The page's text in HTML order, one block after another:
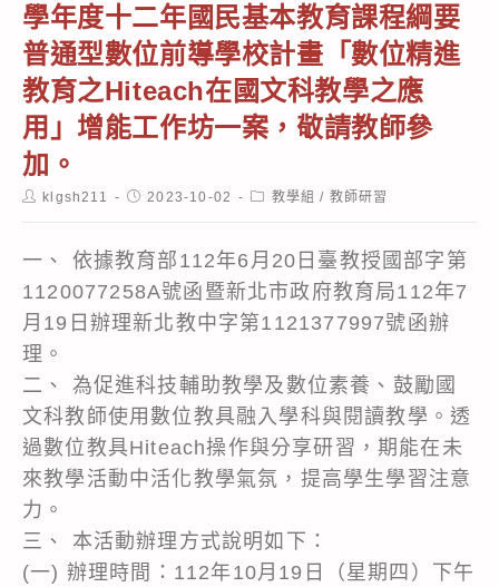
學年度十二年國民基本教育課程綱要
普通型數位前導學校計畫「數位精進
教育之Hiteach在國文科教學之應
用」增能工作坊一案，敬請教師參
加。
Postklgsh211
Post2023-10-02
Post教學組 / 教師研習
一、 依據教育部112年6月20日臺教授國部字第
1120077258A號函暨新北市政府教育局112年7
月19日辦理新北教中字第1121377997號函辦
理。
二、 為促進科技輔助教學及數位素養、鼓勵國
文科教師使用數位教具融入學科與閱讀教學。透
過數位教具Hiteach操作與分享研習，期能在未
來教學活動中活化教學氣氛，提高學生學習注意
力。
三、 本活動辦理方式說明如下：
(一) 辦理時間：112年10月19日（星期四）下午